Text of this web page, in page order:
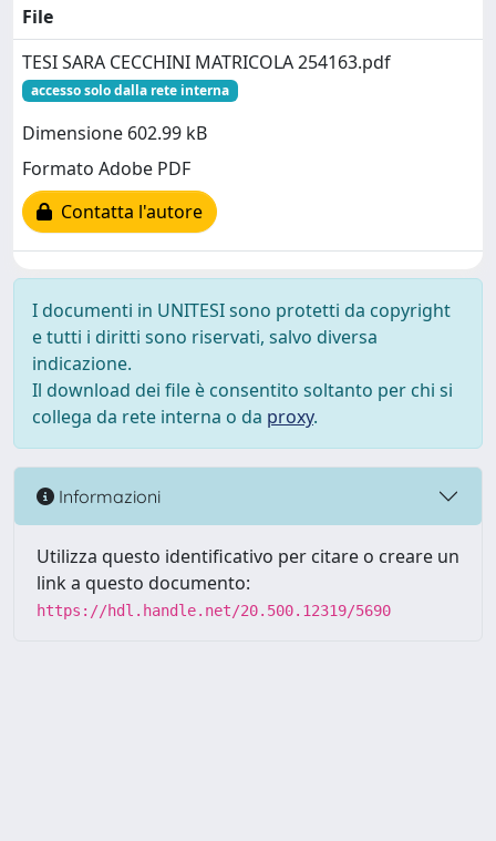
File
TESI SARA CECCHINI MATRICOLA 254163.pdf
accesso solo dalla rete interna
Dimensione 602.99 kB
Formato Adobe PDF
Contatta l'autore
I documenti in UNITESI sono protetti da copyright
e tutti i diritti sono riservati, salvo diversa
indicazione.
Il download dei file è consentito soltanto per chi si
collega da rete interna o da proxy.
Informazioni
Utilizza questo identificativo per citare o creare un
link a questo documento:
https://hdl.handle.net/20.500.12319/5690